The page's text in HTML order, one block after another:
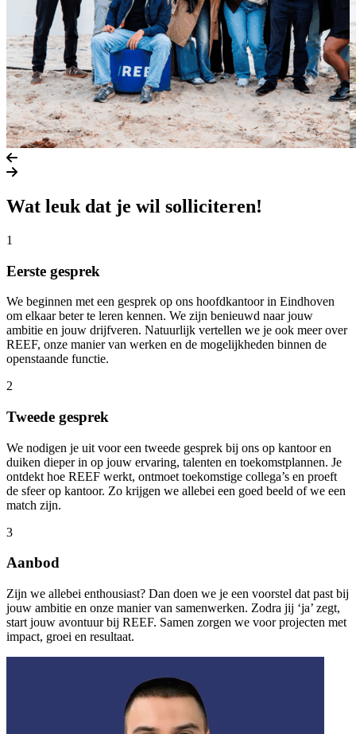
Vorige slide
Volgende slide
Wat leuk dat je wil solliciteren!
1
Eerste gesprek
We beginnen met een gesprek op ons hoofdkantoor in Eindhoven
om elkaar beter te leren kennen. We zijn benieuwd naar jouw
ambitie en jouw drijfveren. Natuurlijk vertellen we je ook meer over
REEF, onze manier van werken en de mogelijkheden binnen de
openstaande functie.
2
Tweede gesprek
We nodigen je uit voor een tweede gesprek bij ons op kantoor en
duiken dieper in op jouw ervaring, talenten en toekomstplannen. Je
ontdekt hoe REEF werkt, ontmoet toekomstige collega’s en proeft
de sfeer op kantoor. Zo krijgen we allebei een goed beeld of we een
match zijn.
3
Aanbod
Zijn we allebei enthousiast? Dan doen we je een voorstel dat past bij
jouw ambitie en onze manier van samenwerken. Zodra jij ‘ja’ zegt,
start jouw avontuur bij REEF. Samen zorgen we voor projecten met
impact, groei en resultaat.